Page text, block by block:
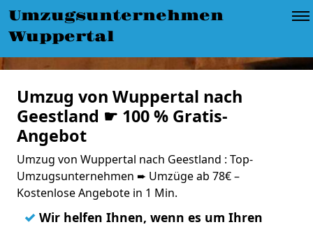
Umzugsunternehmen
Wuppertal
Umzug von Wuppertal nach
Geestland ☛ 100 % Gratis-
Angebot
Umzug von Wuppertal nach Geestland : Top-
Umzugsunternehmen ➨ Umzüge ab 78€ –
Kostenlose Angebote in 1 Min.
✓ Wir helfen Ihnen, wenn es um Ihren